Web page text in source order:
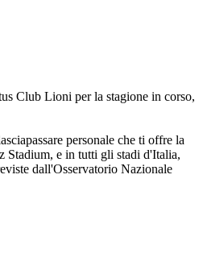
Club Lioni per la stagione in corso,
personale che ti offre la
Stadium, e in tutti gli stadi d'Italia,
dall'Osservatorio Nazionale